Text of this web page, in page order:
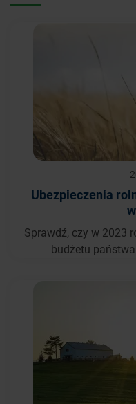
Ubezpieczenia
Sprawdź, czy w 2023
budżetu